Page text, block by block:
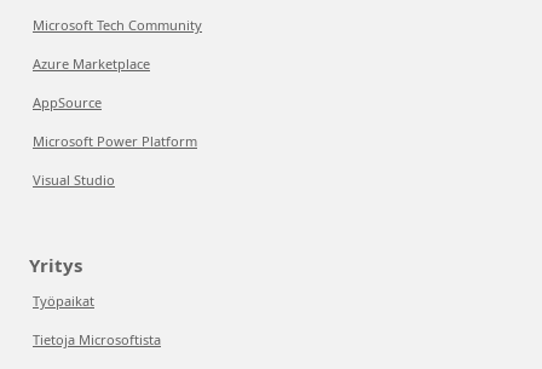
Microsoft Tech Community
Azure Marketplace
AppSource
Microsoft Power Platform
Visual Studio
Yritys
Työpaikat
Tietoja Microsoftista